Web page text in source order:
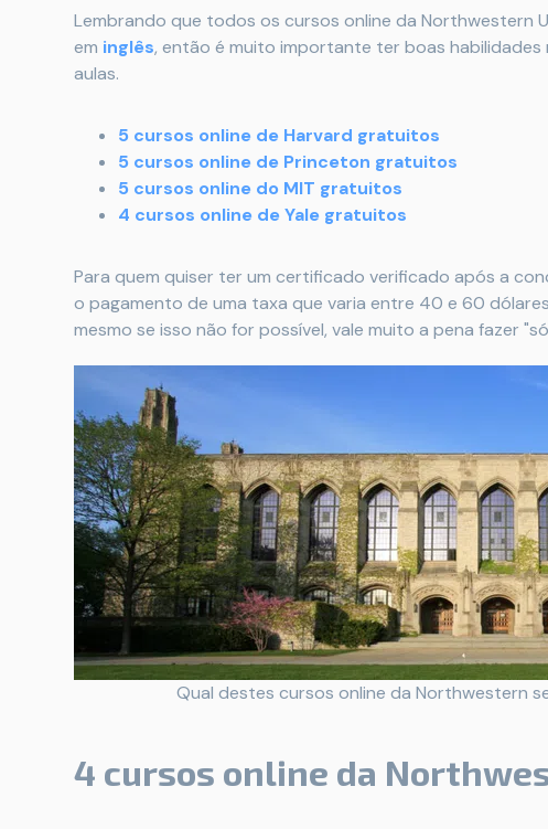
Lembrando que todos os cursos online da Northwestern
em inglês, então é muito importante ter boas
aulas.
5 cursos online de Harvard gratuitos
5 cursos online de Princeton gratuitos
5 cursos online do MIT gratuitos
4 cursos online de Yale gratuitos
Para quem quiser ter um certificado verificado após a
o pagamento de uma taxa que varia entre 40 e 60
mesmo se isso não for possível, vale muito a pena fazer
Qual destes cursos online da Northwestern
4 cursos online da